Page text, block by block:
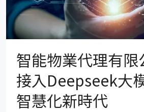
智能物業代理有限
接入Deepseek大
智慧化新時代